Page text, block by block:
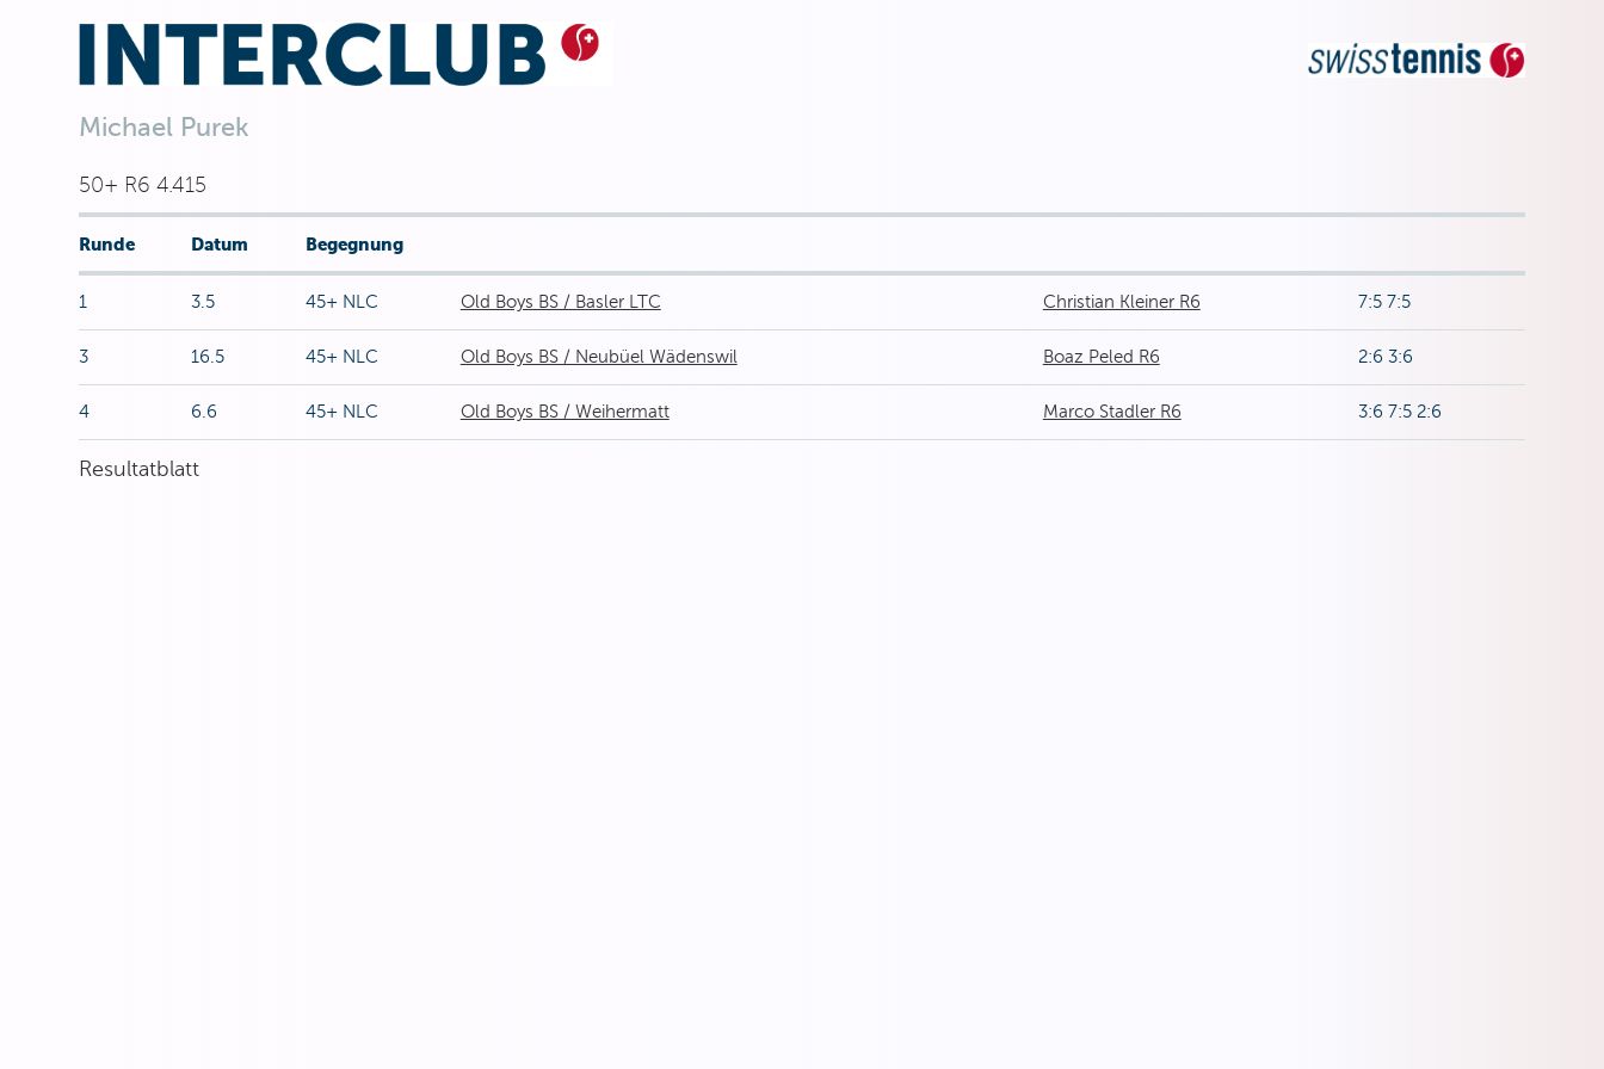
Michael Purek
50+ R6 4.415
Runde Datum Begegnung
1 3.5 45+ NLC Old Boys BS / Basler LTC Christian Kleiner R6 7:5 7:5
3 16.5 45+ NLC Old Boys BS / Neubüel Wädenswil Boaz Peled R6 2:6 3:6
4 6.6 45+ NLC Old Boys BS / Weihermatt Marco Stadler R6 3:6 7:5 2:6
Resultatblatt